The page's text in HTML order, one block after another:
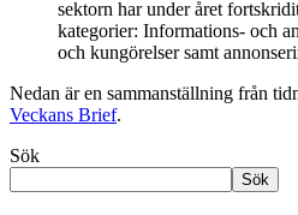
sektorn har under året
kategorier: Informations- och
och kungörelser samt
Nedan är en sammanställning från
Veckans Brief.
Sök
Sök